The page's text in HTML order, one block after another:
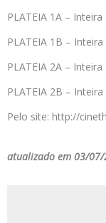
PLATEIA 1A –
PLATEIA 1B –
PLATEIA 2A –
PLATEIA 2B –
Pelo site: http://
atualizado em 03/